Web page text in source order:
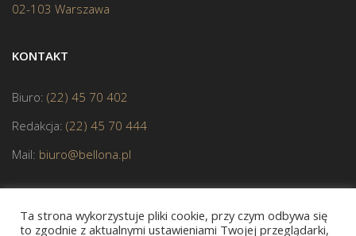
02-103 Warszawa
KONTAKT
Biuro: (22) 45 70 402
Redakcja: (22) 45 70 444
Mail: biuro@bellona.pl
Ta strona wykorzystuje pliki cookie, przy czym odbywa się
to zgodnie z aktualnymi ustawieniami Twojej przeglądarki,